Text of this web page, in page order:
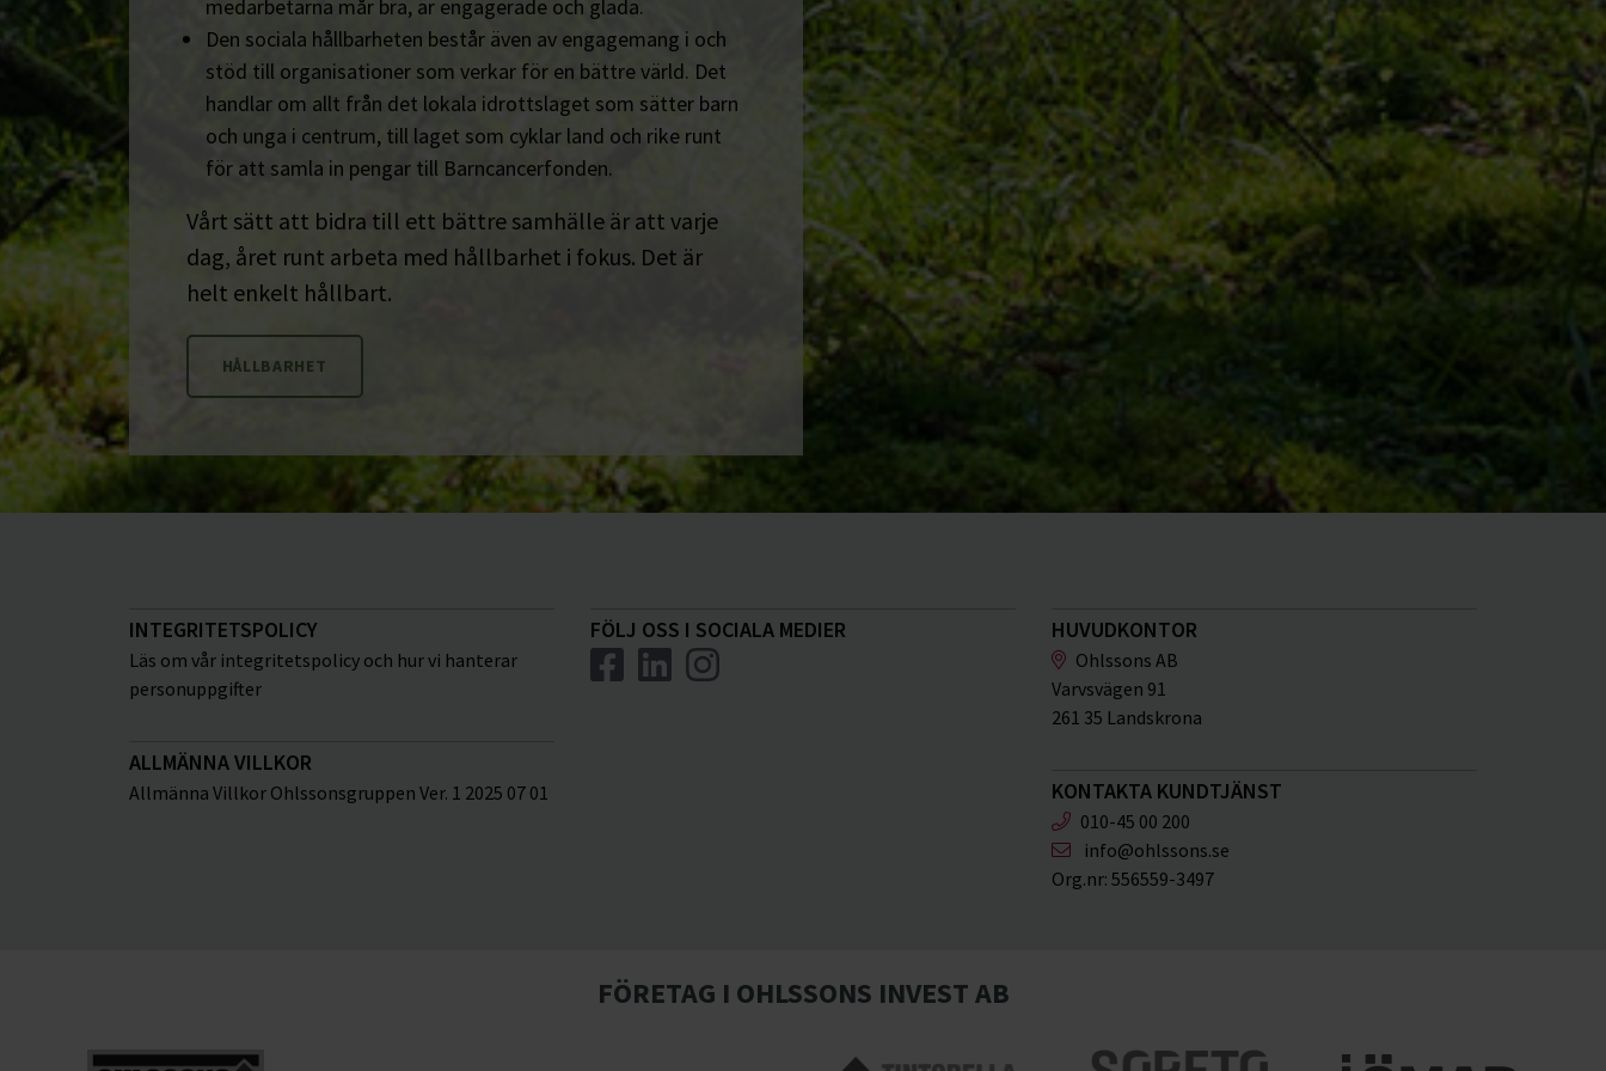
medarbetarna mår bra, är engagerade och glada.
Den sociala hållbarheten består även av engagemang i och
stöd till organisationer som verkar för en bättre värld. Det
handlar om allt från det lokala idrottslaget som sätter barn
och unga i centrum, till laget som cyklar land och rike runt
för att samla in pengar till Barncancerfonden.
Vårt sätt att bidra till ett bättre samhälle är att varje
dag, året runt arbeta med hållbarhet i fokus. Det är
helt enkelt hållbart.
HÅLLBARHET
INTEGRITETSPOLICY
Läs om vår integritetspolicy och hur vi hanterar
personuppgifter
ALLMÄNNA VILLKOR
Allmänna Villkor Ohlssonsgruppen Ver. 1 2025 07 01
FÖLJ OSS I SOCIALA MEDIER HUVUDKONTOR
Ohlssons AB
Varvsvägen 91
261 35 Landskrona
KONTAKTA KUNDTJÄNST
010-45 00 200
info@ohlssons.se
Org.nr: 556559-3497
FÖRETAG I OHLSSONS INVEST AB